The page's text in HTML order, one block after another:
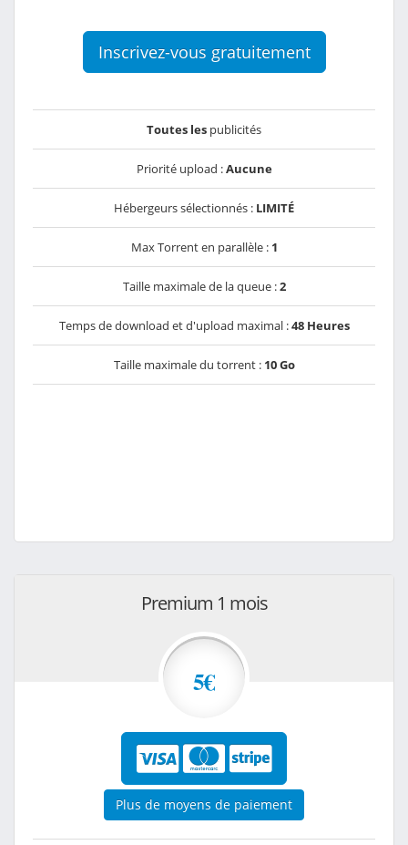
Inscrivez-vous gratuitement
Toutes les publicités
Priorité upload :Aucune
Hébergeurs sélectionnés : LIMITÉ
Max Torrent en parallèle : 1
Taille maximale de la queue :2
Temps de download et d'upload maximal :48 Heures
Taille maximale du torrent : 10 Go
Premium 1 mois
5€
Plus de moyens de paiement